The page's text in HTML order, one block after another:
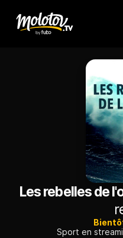
Les rebelles de
Sport en